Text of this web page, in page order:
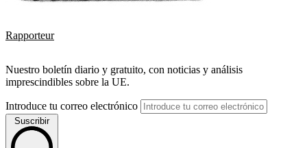
Rapporteur
Nuestro boletín diario y gratuito, con noticias y análisis
imprescindibles sobre la UE.
Introduce tu correo electrónico
Suscribir